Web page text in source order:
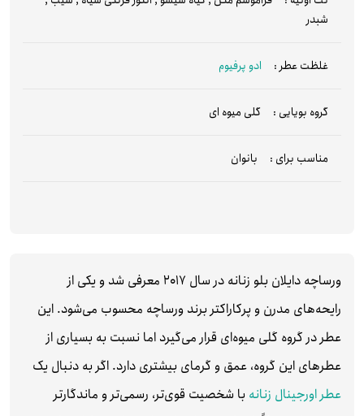
شبدر
غلظت عطر : ادو پرفیوم
گروه بویایی : گلی میوه ای
مناسب برای : بانوان
ورساچه دایلان بلو زنانه در سال 2017 معرفی شد و یکی از
رایحه‌های مدرن و پرکاراکتر برند ورساچه محسوب می‌شود. این
عطر در گروه گلی میوه‌ای قرار می‌گیرد اما نسبت به بسیاری از
عطرهای این گروه، عمق و گرمای بیشتری دارد. اگر به دنبال یک
عطر اورجینال زنانه با شخصیت قوی‌تر، رسمی‌تر و ماندگارتر